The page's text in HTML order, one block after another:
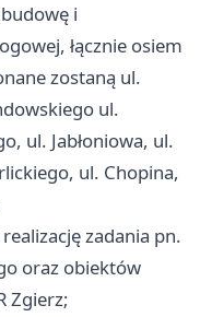
i
łącznie osiem
zostaną ul.
ul.
ul. Jabłoniowa, ul.
ul. Chopina,
zadania pn.
oraz obiektów
Zgierz;